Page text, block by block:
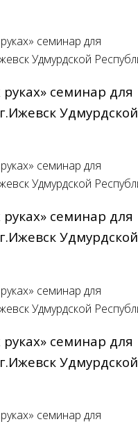
руках» cеминар для
Удмурдской
руках» cеминар для
Удмурдской
руках» cеминар для
Удмурдской